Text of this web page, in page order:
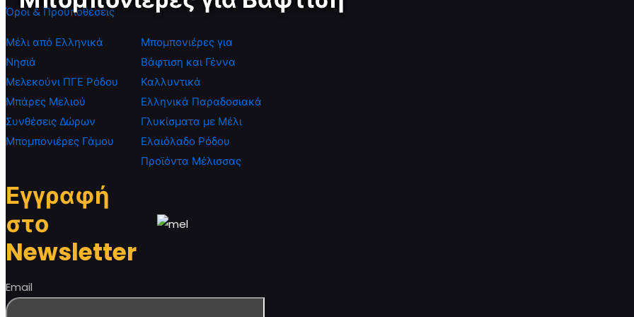
Όροι & Προϋποθέσεις
Μέλι από Ελληνικά
Νησιά
Μελεκούνι ΠΓΕ Ρόδου
Μπάρες Μελιού
Συνθέσεις Δώρων
Μπομπονιέρες Γάμου
Μπομπονιέρες για
Βάφτιση και Γέννα
Καλλυντικά
Ελληνικά Παραδοσιακά
Γλυκίσματα με Μέλι
Ελαιόλαδο Ρόδου
Προϊόντα Μέλισσας
Εγγραφή
στο
Newsletter
Email